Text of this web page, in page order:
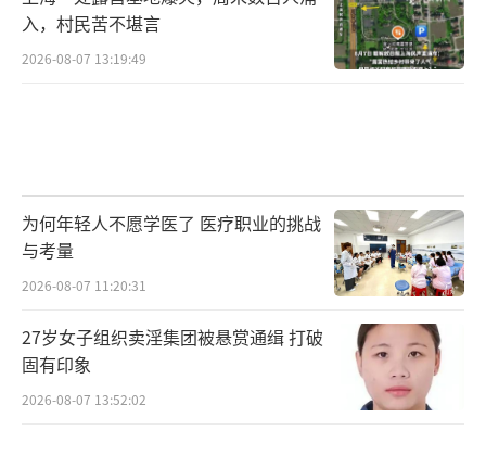
的发生。正值高考，考生及家长需注意携带雨
具，合理安排出行时间，注意交通安全。
向南消减，今天最高气温30℃以上的范围会缩
减至广东、福建、海南岛等地，重庆、贵州、
湖南一带降至20℃上下，明天30℃以上的范围
随着降水减少、减弱，10日以后南方多地最高
气温又会回到30℃以上，热意再起。
入，村民苦不堪言
2026-08-07 13:19:49
为何年轻人不愿学医了 医疗职业的挑战
与考量
2026-08-07 11:20:31
27岁女子组织卖淫集团被悬赏通缉 打破
固有印象
2026-08-07 13:52:02